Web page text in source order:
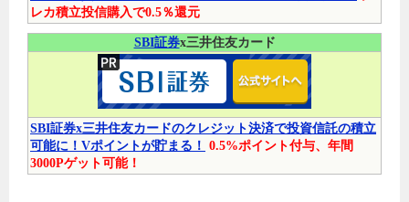
レカ積立投信購入で0.5％還元
SBI証券x三井住友カード
SBI証券x三井住友カードのクレジット決済で投資信託の積立
可能に！Vポイントが貯まる！ 0.5%ポイント付与、年間
3000Pゲット可能！